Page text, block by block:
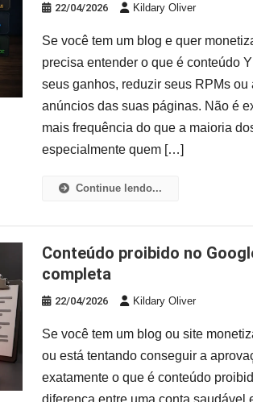
22/04/2026 Kildary Oliver
Se você tem um blog e quer
precisa entender o que é conteúdo
seus ganhos, reduzir seus RPMs
anúncios das suas páginas. Não é
mais frequência do que a maioria
especialmente quem […]
Continue lendo...
Conteúdo proibido no Google AdSense: lista
completa
22/04/2026 Kildary Oliver
Se você tem um blog ou site
ou está tentando conseguir a
exatamente o que é conteúdo
diferença entre uma conta saudável